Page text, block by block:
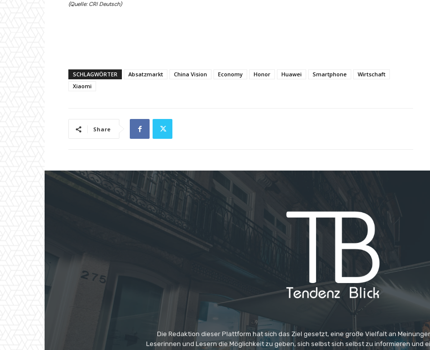
(Quelle: CRI Deutsch)
SCHLAGWÖRTER Absatzmarkt China Vision Economy Honor Huawei Smartphone
Wirtschaft
Xiaomi
Share
Die Redaktion dieser Plattform hat sich das Ziel gesetzt, eine große Vielfalt an
Leserinnen und Lesern die Möglichkeit zu geben, sich selbst sich selbst zu informieren und